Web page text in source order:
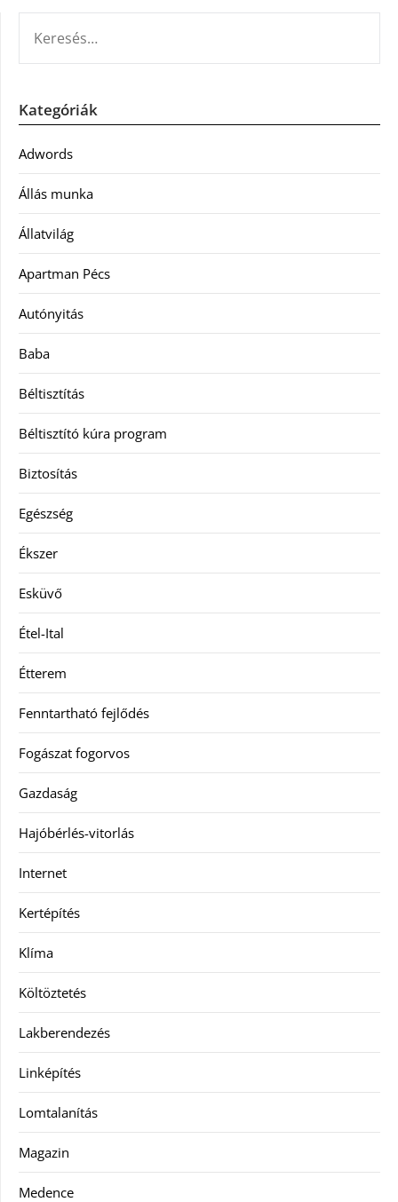
Kategóriák
Adwords
Állás munka
Állatvilág
Apartman Pécs
Autónyitás
Baba
Béltisztítás
Béltisztító kúra program
Biztosítás
Egészség
Ékszer
Esküvő
Étel-Ital
Étterem
Fenntartható fejlődés
Fogászat fogorvos
Gazdaság
Hajóbérlés-vitorlás
Internet
Kertépítés
Klíma
Költöztetés
Lakberendezés
Linképítés
Lomtalanítás
Magazin
Medence